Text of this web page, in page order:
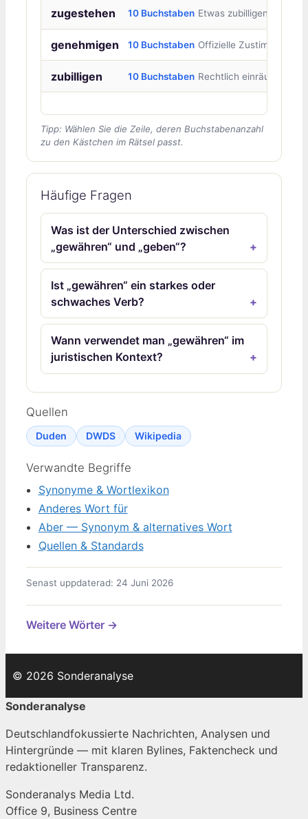
zugestehen 10 Buchstaben Etwas zubilligen
genehmigen 10 Buchstaben Offizielle Zustimmung
zubilligen 10 Buchstaben Rechtlich einräumen
Tipp: Wählen Sie die Zeile, deren Buchstabenanzahl
zu den Kästchen im Rätsel passt.
Häufige Fragen
Was ist der Unterschied zwischen
„gewähren“ und „geben“?
Ist „gewähren“ ein starkes oder
schwaches Verb?
Wann verwendet man „gewähren“ im
juristischen Kontext?
Quellen
Duden DWDS Wikipedia
Verwandte Begriffe
Synonyme & Wortlexikon
Anderes Wort für
Aber — Synonym & alternatives Wort
Quellen & Standards
Senast uppdaterad: 24 Juni 2026
Weitere Wörter →
© 2026 Sonderanalyse
Sonderanalyse
Deutschlandfokussierte Nachrichten, Analysen und
Hintergründe — mit klaren Bylines, Faktencheck und
redaktioneller Transparenz.
Sonderanalys Media Ltd.
Office 9, Business Centre